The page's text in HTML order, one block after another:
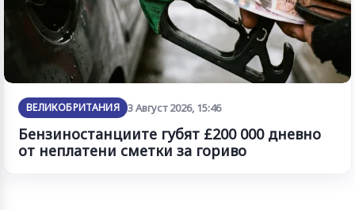
ВЕЛИКОБРИТАНИЯ 3 Август 2026, 15:46
Бензиностанциите губят £200 000 дневно
от неплатени сметки за гориво